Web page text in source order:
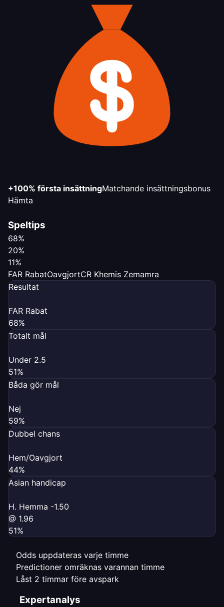
+100% första insättningMatchande insättningsbonus
Hämta
Speltips
68%
20%
11%
FAR RabatOavgjortCR Khemis Zemamra
Resultat
FAR Rabat
68%
Totalt mål
Under 2.5
51%
Båda gör mål
Nej
59%
Dubbel chans
Hem/Oavgjort
44%
Asian handicap
H. Hemma -1.50
@ 1.96
51%
Odds uppdateras varje timme
Predictioner omräknas varannan timme
Låst 2 timmar före avspark
Expertanalys